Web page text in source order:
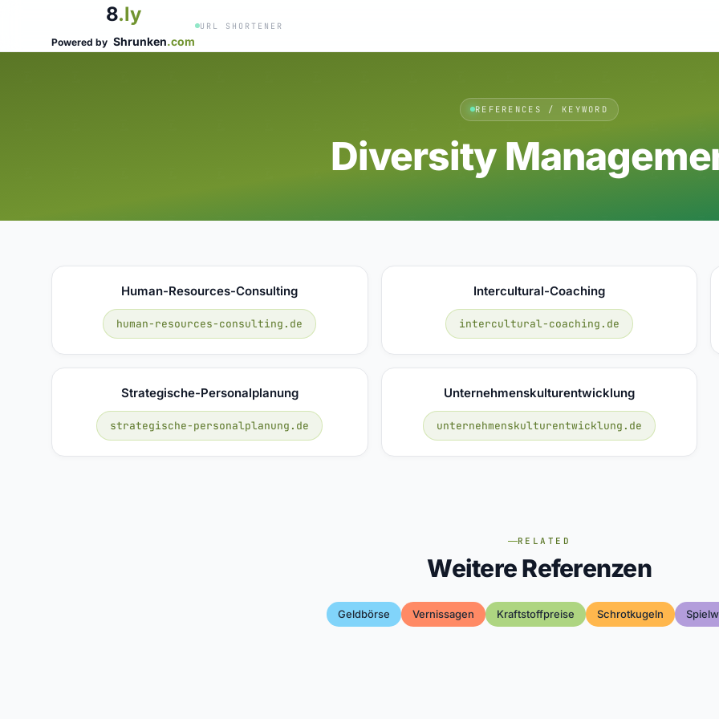
8.ly
Powered by Shrunken.com
URL SHORTENER
REFERENCES / KEYWORD
Diversity
Human-Resources-Consulting
human-resources-consulting.de
Intercultural-Coaching
intercultural-coaching.de
Strategische-Personalplanung
strategische-personalplanung.de
Unternehmenskulturentwicklung
unternehmenskulturentwicklung.de
RELATED
Weitere Referenzen
Geldbörse Vernissagen Kraftstoffpreise Schrotkugeln